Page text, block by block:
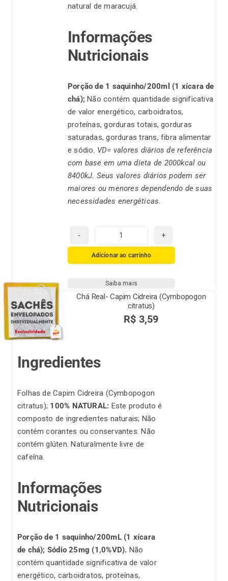
natural de maracujá.
Informações
Nutricionais
Porção de 1 saquinho/200ml (1 xícara de
chá); Não contém quantidade significativa
de valor energético, carboidratos,
proteínas, gorduras totais, gorduras
saturadas, gorduras trans, fibra alimentar
e sódio. VD= valores diários de referência
com base em uma dieta de 2000kcal ou
8400kJ. Seus valores diários podem ser
maiores ou menores dependendo de suas
necessidades energéticas.
Chá
Real
Bom
Descanso
quantidade
Adicionar ao carrinho
Saiba mais
Chá Real- Capim Cidreira (Cymbopogon
citratus)
R$ 3,59
Ingredientes
Folhas de Capim Cidreira (Cymbopogon
citratus); 100% NATURAL: Este produto é
composto de ingredientes naturais; Não
contém corantes ou conservantes. Não
contém glúten. Naturalmente livre de
cafeína.
Informações
Nutricionais
Porção de 1 saquinho/200mL (1 xícara
de chá); Sódio 25mg (1,0%VD).
contém quantidade significativa de valor
energético, carboidratos, proteínas,